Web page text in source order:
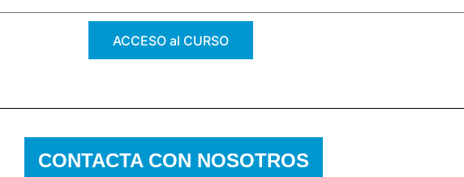
ACCESO al CURSO
CONTACTA CON NOSOTROS